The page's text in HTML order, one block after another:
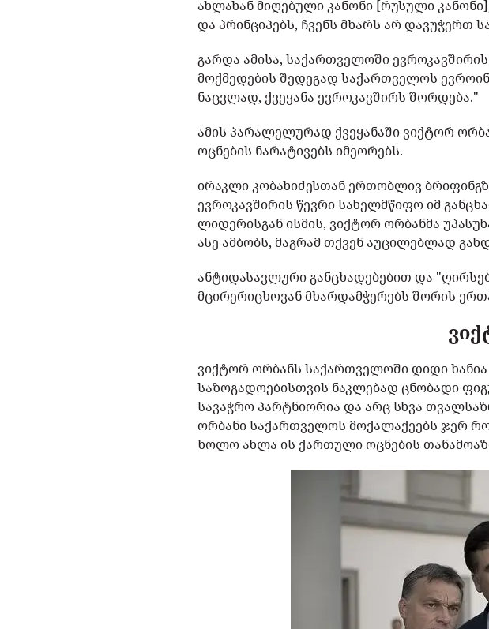
ახლახან მიღებული კანონი [რუსული
და პრინციპებს, ჩვენს მხარს არ დავუჭერთ
გარდა ამისა, საქართველოში
მოქმედების შედეგად საქართველოს
ნაცვლად, ქვეყანა ევროკავშირს შორდება."
ამის პარალელურად ქვეყანაში ვიქტორ
ოცნების ნარატივებს იმეორებს.
ირაკლი კობახიძესთან ერთობლივ
ევროკავშირის წევრი სახელმწიფო იმ
ლიდერისგან ისმის, ვიქტორ ორბანმა
ასე ამბობს, მაგრამ თქვენ აუცილებლად
ანტიდასავლური განცხადებებით და
მცირერიცხოვან მხარდამჭერებს შორის
ვიქტორ ორბანს საქართველოში დიდი
საზოგადოებისთვის ნაკლებად ცნობადი
სავაჭრო პარტნიორია და არც სხვა
ორბანი საქართველოს მოქალაქეებს ჯერ
ხოლო ახლა ის ქართული ოცნების